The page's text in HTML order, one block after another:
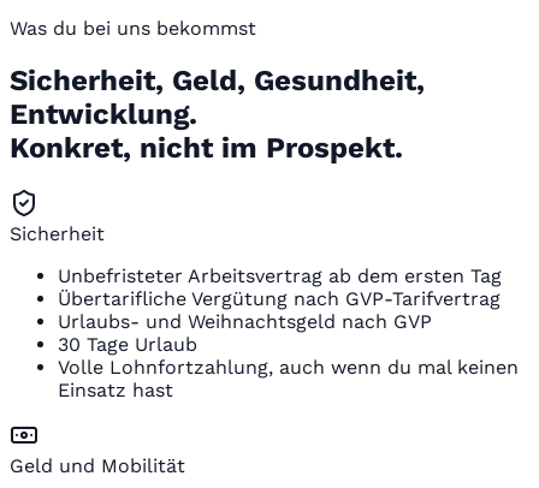
Was du bei uns bekommst
Sicherheit, Geld, Gesundheit,
Entwicklung.
Konkret, nicht im Prospekt.
Sicherheit
Unbefristeter Arbeitsvertrag ab dem ersten Tag
Übertarifliche Vergütung nach GVP-Tarifvertrag
Urlaubs- und Weihnachtsgeld nach GVP
30 Tage Urlaub
Volle Lohnfortzahlung, auch wenn du mal keinen
Einsatz hast
Geld und Mobilität